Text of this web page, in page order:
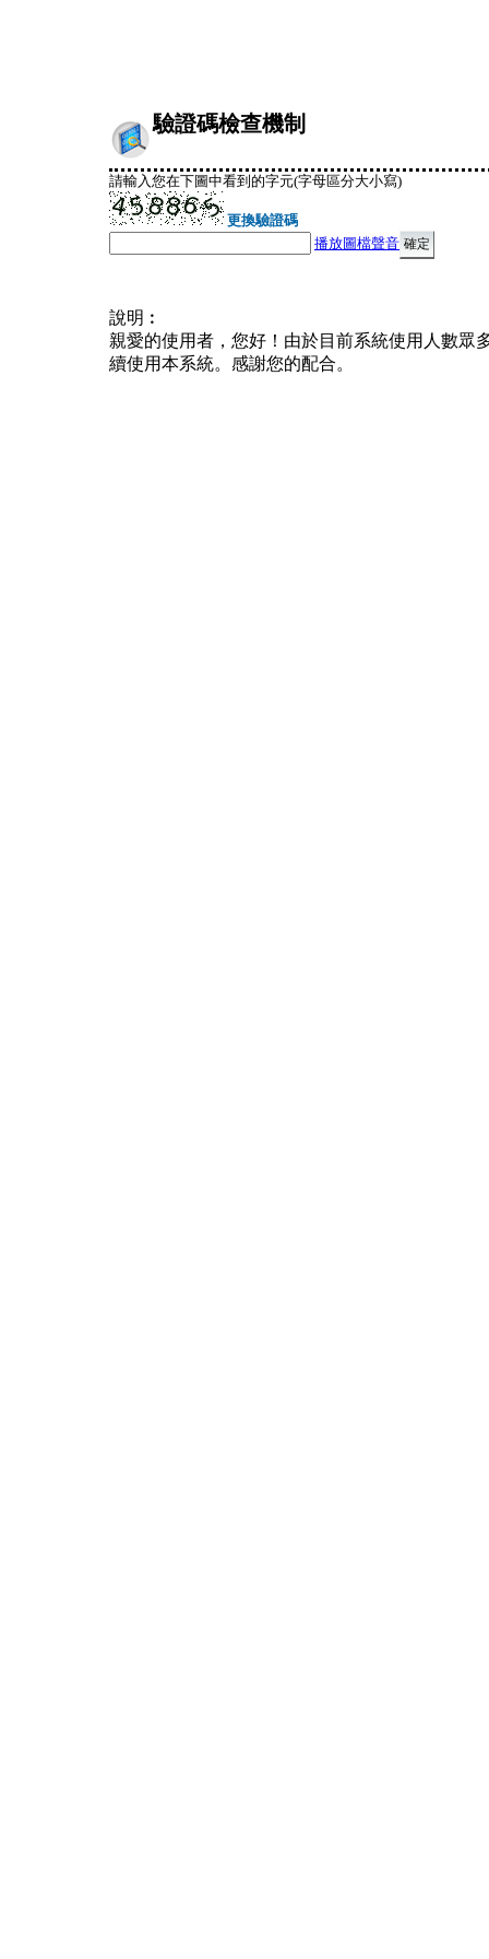
驗證碼檢查機制
請輸入您在下圖中看到的字元(字母區分大小寫)
更換驗證碼
播放圖檔聲音
說明︰
親愛的使用者，您好！由於目前系統使用人數眾
續使用本系統。感謝您的配合。